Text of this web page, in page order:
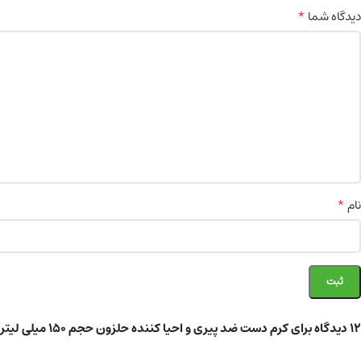
12 دیدگاه برای کرم دست ضد پیری و احیا کننده حلزون حجم ۱۵۰ میلی لیتر
دیدگاه شما*
نام*